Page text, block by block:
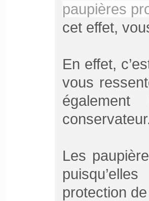
paupières
cet effet,
En effet,
vous
Les
protection